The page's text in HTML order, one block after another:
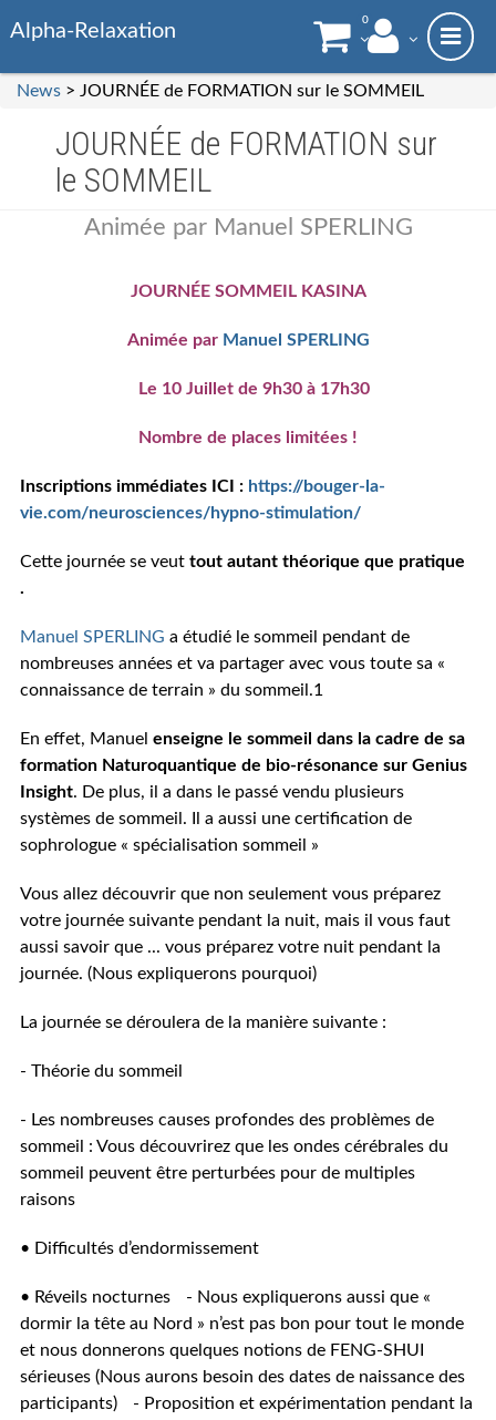
Alpha-Relaxation 0
News > JOURNÉE de FORMATION sur le SOMMEIL
JOURNÉE de FORMATION sur
le SOMMEIL
Animée par Manuel SPERLING
JOURNÉE SOMMEIL KASINA
Animée par Manuel SPERLING
Le 10 Juillet de 9h30 à 17h30
Nombre de places limitées !
Inscriptions immédiates ICI : https://bouger-la-
vie.com/neurosciences/hypno-stimulation/
Cette journée se veut tout autant théorique que pratique
.
Manuel SPERLING a étudié le sommeil pendant de
nombreuses années et va partager avec vous toute sa «
connaissance de terrain » du sommeil.1
En effet, Manuel enseigne le sommeil dans la cadre de sa
formation Naturoquantique de bio-résonance sur Genius
Insight. De plus, il a dans le passé vendu plusieurs
systèmes de sommeil. Il a aussi une certification de
sophrologue « spécialisation sommeil »
Vous allez découvrir que non seulement vous préparez
votre journée suivante pendant la nuit, mais il vous faut
aussi savoir que ... vous préparez votre nuit pendant la
journée. (Nous expliquerons pourquoi)
La journée se déroulera de la manière suivante :
- Théorie du sommeil
- Les nombreuses causes profondes des problèmes de
sommeil : Vous découvrirez que les ondes cérébrales du
sommeil peuvent être perturbées pour de multiples
raisons
• Difficultés d’endormissement
• Réveils nocturnes - Nous expliquerons aussi que «
dormir la tête au Nord » n’est pas bon pour tout le monde
et nous donnerons quelques notions de FENG-SHUI
sérieuses (Nous aurons besoin des dates de naissance des
participants) - Proposition et expérimentation pendant la